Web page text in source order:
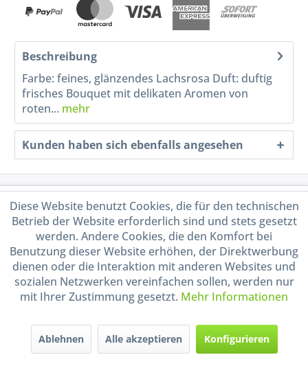
Beschreibung
Farbe: feines, glänzendes Lachsrosa Duft: duftig
frisches Bouquet mit delikaten Aromen von
roten... mehr
Kunden haben sich ebenfalls angesehen
Service Hotline
Shop Service
Informationen
Handel mit BIO-Weinen
durch DE-ÖKO-009
Diese Website benutzt Cookies, die für den technischen
Betrieb der Website erforderlich sind und stets gesetzt
werden. Andere Cookies, die den Komfort bei
Benutzung dieser Website erhöhen, der Direktwerbung
dienen oder die Interaktion mit anderen Websites und
sozialen Netzwerken vereinfachen sollen, werden nur
mit Ihrer Zustimmung gesetzt. Mehr Informationen
Ablehnen Alle akzeptieren Konfigurieren